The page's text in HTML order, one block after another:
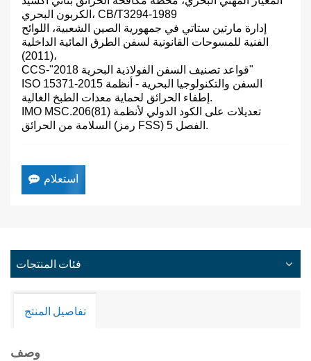
الكربون البحري، CB/T3294-1989
إدارة مارتين ستاتي في جمهورية الصين الشعبية، اللوائح
الفنية للمسوحات القانونية لسفن الطرق المائية الداخلية
(2011)،
CCS-"قواعد تصنيف السفن الفولاذية البحرية 2018"
ISO 15371-2015 السفن والتكنولوجيا البحرية - أنظمة
إطفاء الحرائق لحماية معدات الطبخ الغالية.
IMO MSC.206(81) تعديلات على الكود الدولي لأنظمة
السلامة من الحرائق (رمز FSS) الفصل 5.
استعلام
فئات المنتجات
تفاصيل المنتج
وصف